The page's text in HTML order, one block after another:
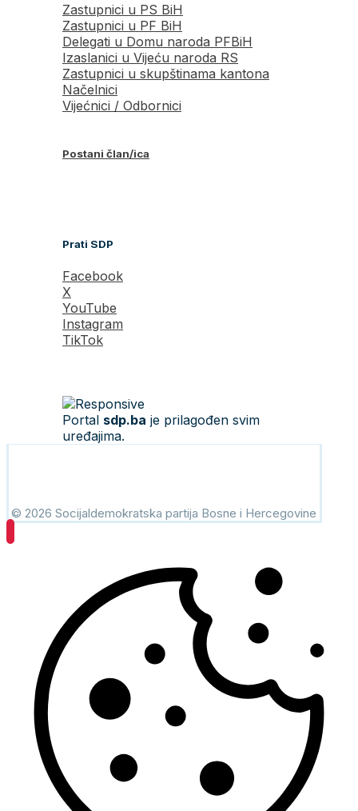
Zastupnici u PS BiH
Zastupnici u PF BiH
Delegati u Domu naroda PFBiH
Izaslanici u Vijeću naroda RS
Zastupnici u skupštinama kantona
Načelnici
Vijećnici / Odbornici
Postani član/ica
Prati SDP
Facebook
X
YouTube
Instagram
TikTok
Portal sdp.ba je prilagođen svim
uređajima.
© 2026 Socijaldemokratska partija Bosne i Hercegovine